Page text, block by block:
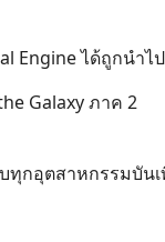
Engine ได้ถูกนำ
Galaxy ภาค 2
กอุตสาหกรรมบัน